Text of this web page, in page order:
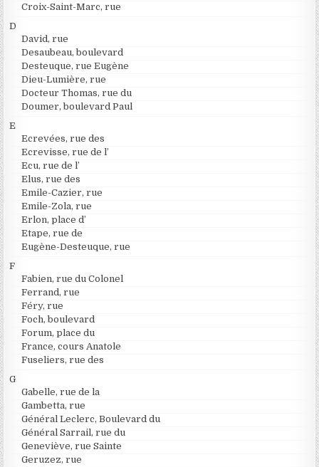
Croix-Saint-Marc, rue
D
David, rue
Desaubeau, boulevard
Desteuque, rue Eugène
Dieu-Lumière, rue
Docteur Thomas, rue du
Doumer, boulevard Paul
E
Ecrevées, rue des
Ecrevisse, rue de l’
Ecu, rue de l’
Elus, rue des
Emile-Cazier, rue
Emile-Zola, rue
Erlon, place d’
Etape, rue de
Eugène-Desteuque, rue
F
Fabien, rue du Colonel
Ferrand, rue
Féry, rue
Foch, boulevard
Forum, place du
France, cours Anatole
Fuseliers, rue des
G
Gabelle, rue de la
Gambetta, rue
Général Leclerc, Boulevard du
Général Sarrail, rue du
Geneviève, rue Sainte
Geruzez, rue